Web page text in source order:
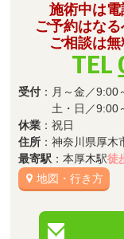
施術中は電
ご予約はな
ご相談は無
TEL
受付 ：月～金／
土・日／9:00
休業 ：祝日
住所 ：神奈川県厚
最寄駅 ：本厚木駅徒
地図・行き方